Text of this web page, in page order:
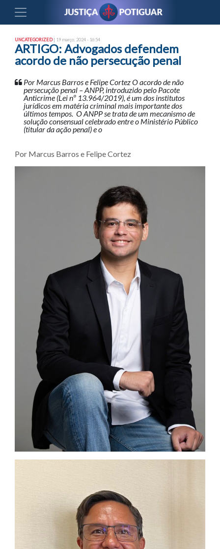
UNCATEGORIZED| 19 março, 2024 - 16:54
ARTIGO: Advogados defendem
acordo de não persecução penal
Por Marcus Barros e Felipe Cortez O acordo de não
persecução penal – ANPP, introduzido pelo Pacote
Anticrime (Lei nº 13.964/2019), é um dos institutos
jurídicos em matéria criminal mais importante dos
últimos tempos. O ANPP se trata de um mecanismo de
solução consensual celebrado entre o Ministério Público
(titular da ação penal) e o
Por Marcus Barros e Felipe Cortez